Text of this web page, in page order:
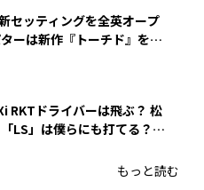
セッティングを全英オープ
ーは新作『トーチド』を投
RKTドライバーは飛ぶ？ 松
「LS」は僕らにも打てる？
もっと読む